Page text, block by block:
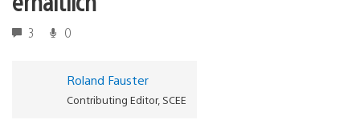
3 0
Roland Fauster
Contributing Editor, SCEE